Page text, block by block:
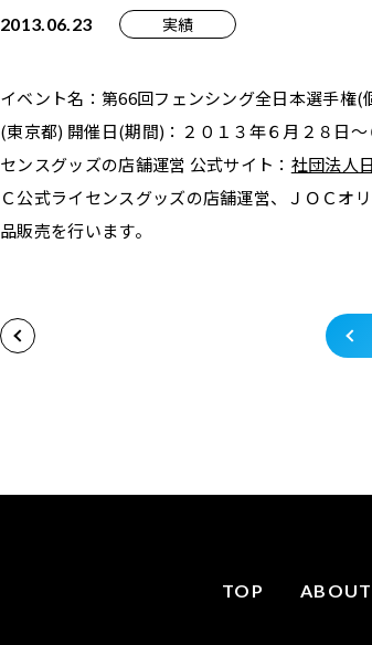
2013.06.23 実績
イベント名：第66回フェンシング全日本選手権
(東京都) 開催日(期間)：２０１３年６月２８日
センスグッズの店舗運営 公式サイト： 社団法人
Ｃ公式ライセンスグッズの店舗運営、ＪＯＣオ
品販売を行います。
TOP ABOUT